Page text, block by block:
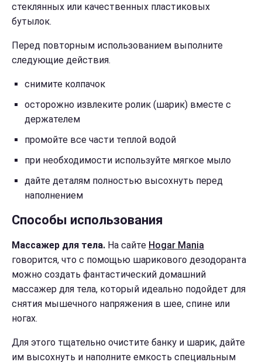
стеклянных или качественных пластиковых
бутылок.
Перед повторным использованием выполните
следующие действия.
снимите колпачок
осторожно извлеките ролик (шарик) вместе с
держателем
промойте все части теплой водой
при необходимости используйте мягкое мыло
дайте деталям полностью высохнуть перед
наполнением
Способы использования
Массажер для тела. На сайте Нogar Мania
говорится, что с помощью шарикового дезодоранта
можно создать фантастический домашний
массажер для тела, который идеально подойдет для
снятия мышечного напряжения в шее, спине или
ногах.
Для этого тщательно очистите банку и шарик, дайте
им высохнуть и наполните емкость специальным